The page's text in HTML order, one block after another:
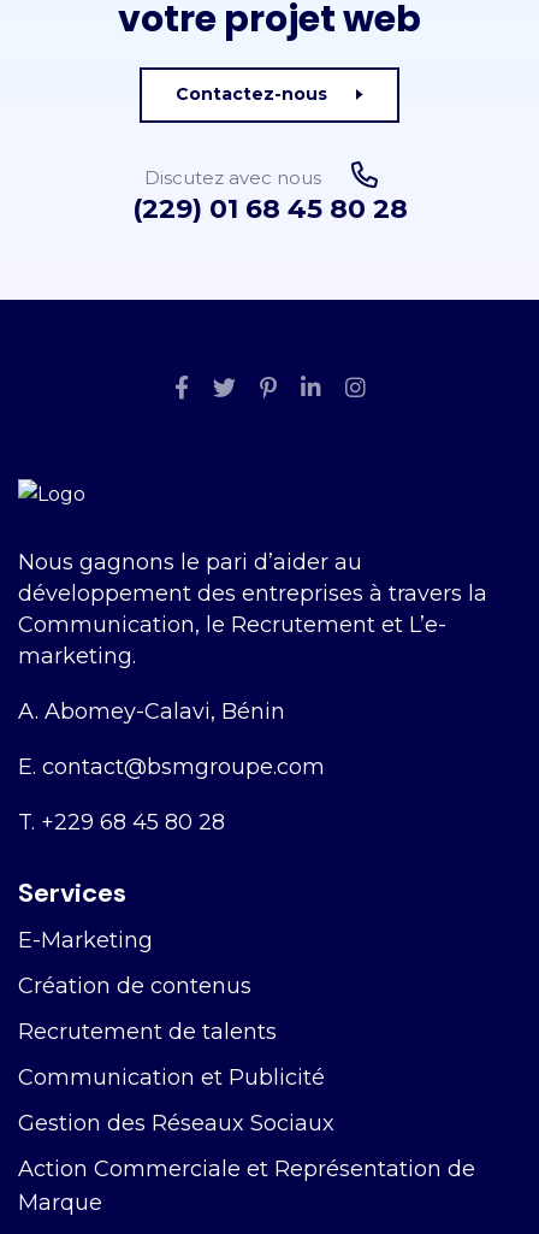
votre projet web
Contactez-nous
Discutez avec nous
(229) 01 68 45 80 28
Nous gagnons le pari d’aider au
développement des entreprises à travers la
Communication, le Recrutement et L’e-
marketing.
A. Abomey-Calavi, Bénin
E. contact@bsmgroupe.com
T. +229 68 45 80 28
Services
E-Marketing
Création de contenus
Recrutement de talents
Communication et Publicité
Gestion des Réseaux Sociaux
Action Commerciale et Représentation de
Marque